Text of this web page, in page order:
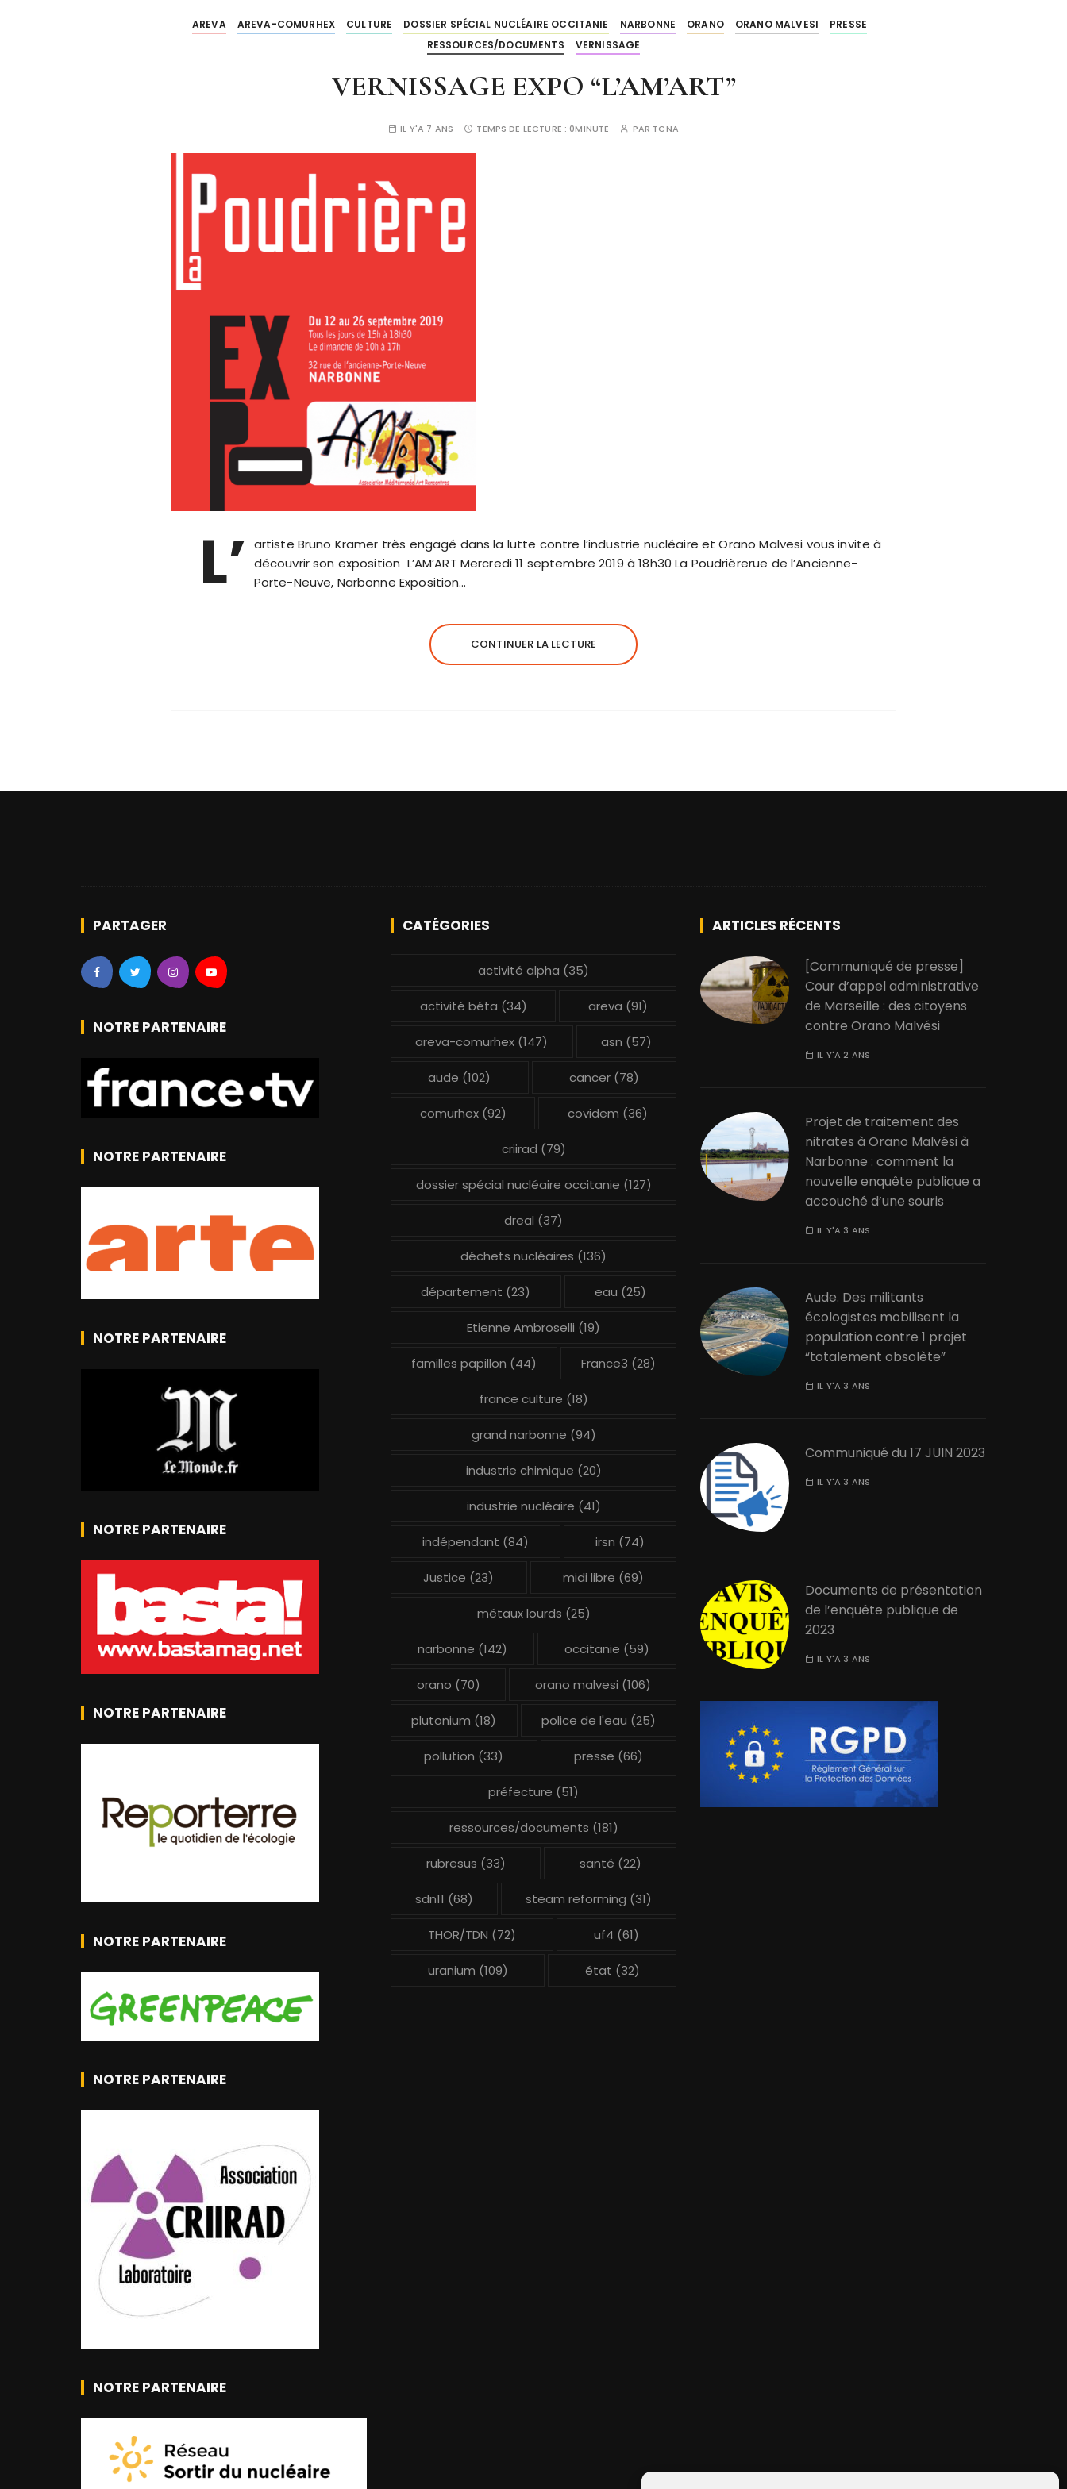
AREVA AREVA-COMURHEX CULTURE DOSSIER SPÉCIAL NUCLÉAIRE OCCITANIE NARBONNE ORANO ORANO MALVESI
PRESSE
RESSOURCES/DOCUMENTS
VERNISSAGE
VERNISSAGE EXPO “L’AM’ART”
IL Y'A 7 ANS TEMPS DE LECTURE : 0MINUTE PAR TCNA
L’ artiste Bruno Kramer très engagé dans la lutte contre l’industrie nucléaire et Orano Malvesi vous invite à
découvrir son exposition L’AM’ART Mercredi 11 septembre 2019 à 18h30 La Poudrièrerue de l’Ancienne-
Porte-Neuve, Narbonne Exposition…
CONTINUER LA LECTURE
PARTAGER
NOTRE PARTENAIRE
NOTRE PARTENAIRE
NOTRE PARTENAIRE
NOTRE PARTENAIRE
NOTRE PARTENAIRE
NOTRE PARTENAIRE
NOTRE PARTENAIRE
NOTRE PARTENAIRE
CATÉGORIES
activité alpha (35)
activité béta (34) areva (91)
areva-comurhex (147) asn (57)
aude (102) cancer(78)
comurhex(92) covidem (36)
criirad (79)
dossier spécial nucléaire occitanie (127)
dreal (37)
déchets nucléaires (136)
département (23) eau (25)
Etienne Ambroselli (19)
familles papillon (44) France3 (28)
france culture (18)
grand narbonne (94)
industrie chimique (20)
industrie nucléaire (41)
indépendant (84) irsn (74)
Justice (23) midi libre (69)
métaux lourds (25)
narbonne (142) occitanie (59)
orano (70) orano malvesi (106)
plutonium (18) police de l'eau (25)
pollution (33) presse (66)
préfecture (51)
ressources/documents (181)
rubresus (33) santé (22)
sdn11 (68) steam reforming (31)
THOR/TDN (72) uf4 (61)
uranium (109) état (32)
ARTICLES RÉCENTS
[Communiqué de presse]
Cour d’appel administrative
de Marseille : des citoyens
contre Orano Malvési
IL Y'A 2 ANS
Projet de traitement des
nitrates à Orano Malvési à
Narbonne : comment la
nouvelle enquête publique a
accouché d’une souris
IL Y'A 3 ANS
Aude. Des militants
écologistes mobilisent la
population contre 1 projet
“totalement obsolète”
IL Y'A 3 ANS
Communiqué du 17 JUIN 2023
IL Y'A 3 ANS
Documents de présentation
de l’enquête publique de
2023
IL Y'A 3 ANS